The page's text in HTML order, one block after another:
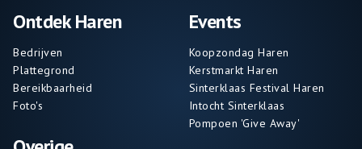
Ontdek Haren
Bedrijven
Plattegrond
Bereikbaarheid
Foto's
Events
Koopzondag Haren
Kerstmarkt Haren
Sinterklaas Festival Haren
Intocht Sinterklaas
Pompoen 'Give Away'